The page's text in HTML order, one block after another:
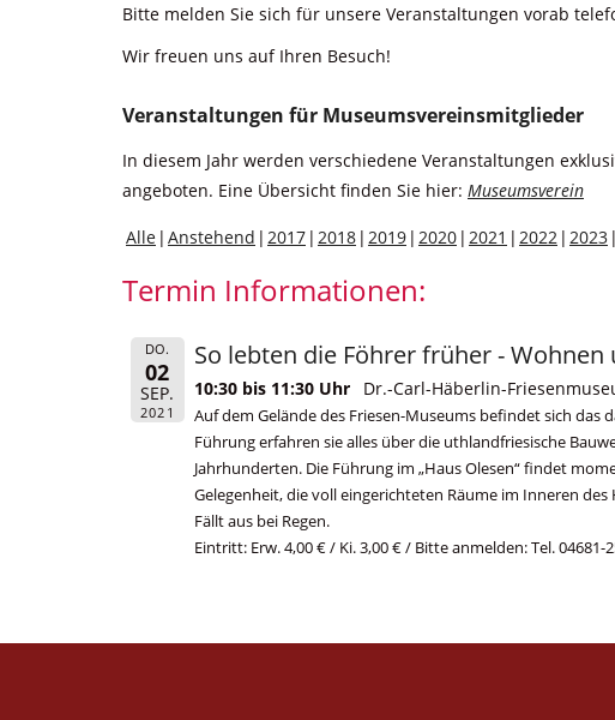
Bitte melden Sie sich für unsere Veranstaltungen vorab
Wir freuen uns auf Ihren Besuch!
Veranstaltungen für Museumsvereinsmitglieder
In diesem Jahr werden verschiedene Veranstaltungen
angeboten. Eine Übersicht finden Sie hier: Museumsverein
Alle Anstehend 2017 2018 2019 2020 2021 2022 2023
Termin Informationen:
DO.
02
SEP.
2021
So lebten die Föhrer früher -
10:30 bis 11:30 Uhr Dr.-Carl-Häberlin-
Auf dem Gelände des Friesen-Museums befindet sich das
Führung erfahren sie alles über die uthlandfriesische
Jahrhunderten. Die Führung im „Haus Olesen“ findet
Gelegenheit, die voll eingerichteten Räume im Inneren des
Fällt aus bei Regen.
Eintritt: Erw. 4,00 € / Ki. 3,00 € / Bitte anmelden: Tel. 04681-